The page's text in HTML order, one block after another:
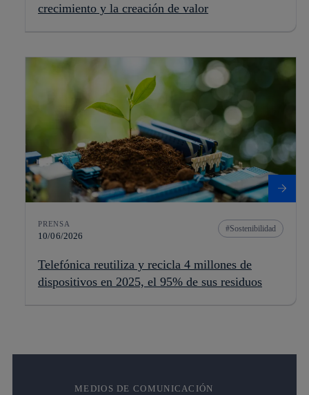
crecimiento y la creación de valor
PRENSA
10/06/2026
Sostenibilidad
Telefónica reutiliza y recicla 4 millones de
dispositivos en 2025, el 95% de sus residuos
MEDIOS DE COMUNICACIÓN